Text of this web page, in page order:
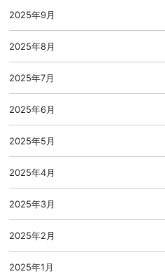
2025年9月
2025年8月
2025年7月
2025年6月
2025年5月
2025年4月
2025年3月
2025年2月
2025年1月